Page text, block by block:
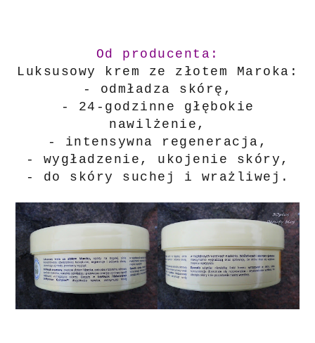
Od producenta:
Luksusowy krem ze złotem Maroka:
- odmładza skórę,
- 24-godzinne głębokie
nawilżenie,
- intensywna regeneracja,
- wygładzenie, ukojenie skóry,
- do skóry suchej i wrażliwej.